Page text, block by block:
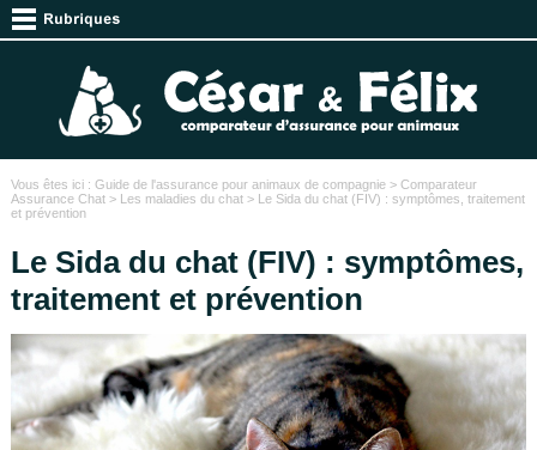
Vous êtes ici : Guide de l'assurance pour animaux de compagnie> Comparateur
Assurance Chat> Les maladies du chat> Le Sida du chat (FIV) : symptômes, traitement
et prévention
Le Sida du chat (FIV) : symptômes,
traitement et prévention